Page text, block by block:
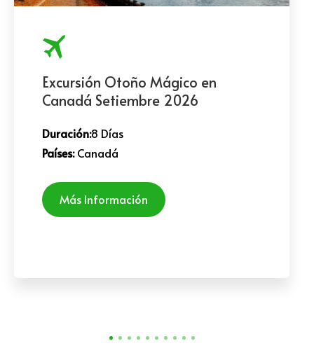
Excursión Otoño Mágico en
Canadá Setiembre 2026
Duración:8 Días
Países:Canadá
Más Información